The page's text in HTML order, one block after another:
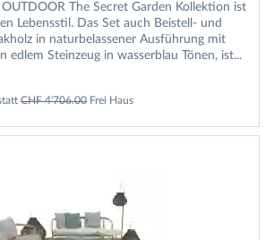
OUTDOOR The Secret Garden Kollektion ist
Lebensstil. Das Set auch Beistell- und
in naturbelassener Ausführung mit
edlem Steinzeug in wasserblau Tönen, ist...
CHF 4'706.00Frei Haus